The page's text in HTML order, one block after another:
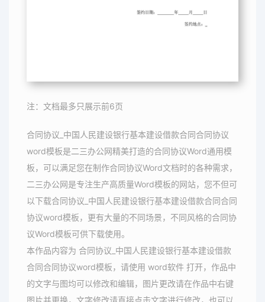
注：文档最多只展示前6页
合同协议_中国人民建设银行基本建设借款合同合同协议
word模板是二三办公网精美打造的合同协议Word通用模
板，可以满足您在制作合同协议Word文档时的各种需求，
二三办公网是专注生产高质量Word模板的网站，您不但可
以下载合同协议_中国人民建设银行基本建设借款合同合同
协议word模板，更有大量的不同场景，不同风格的合同协
议Word模板可供下载使用。
本作品内容为 合同协议_中国人民建设银行基本建设借款
合同合同协议word模板，请使用 word软件 打开，作品中
的文字与图均可以修改和编辑，图片更改请在作品中右键
图片并更换，文字修改请直接点击文字进行修改，也可以